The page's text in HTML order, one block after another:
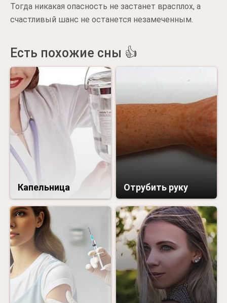
Тогда никакая опасность не застанет врасплох, а
счастливый шанс не останется незамеченным.
Есть похожие сны 👍
Капельница Отрубить руку